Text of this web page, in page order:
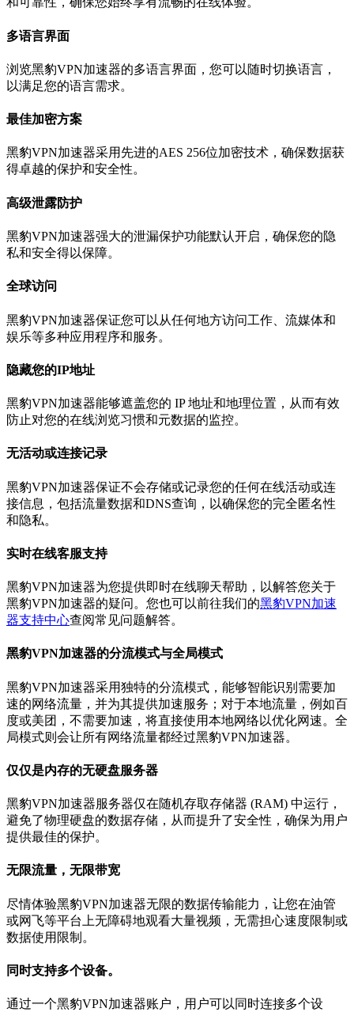
多语言界面
浏览黑豹VPN加速器的多语言界面，您可以随时切换语言，
以满足您的语言需求。
最佳加密方案
黑豹VPN加速器采用先进的AES 256位加密技术，确保数据获
得卓越的保护和安全性。
高级泄露防护
黑豹VPN加速器强大的泄漏保护功能默认开启，确保您的隐
私和安全得以保障。
全球访问
黑豹VPN加速器保证您可以从任何地方访问工作、流媒体和
娱乐等多种应用程序和服务。
隐藏您的IP地址
黑豹VPN加速器能够遮盖您的 IP 地址和地理位置，从而有效
防止对您的在线浏览习惯和元数据的监控。
无活动或连接记录
黑豹VPN加速器保证不会存储或记录您的任何在线活动或连
接信息，包括流量数据和DNS查询，以确保您的完全匿名性
和隐私。
实时在线客服支持
黑豹VPN加速器为您提供即时在线聊天帮助，以解答您关于
黑豹VPN加速器的疑问。您也可以前往我们的黑豹VPN加速
器支持中心查阅常见问题解答。
黑豹VPN加速器的分流模式与全局模式
黑豹VPN加速器采用独特的分流模式，能够智能识别需要加
速的网络流量，并为其提供加速服务；对于本地流量，例如百
度或美团，不需要加速，将直接使用本地网络以优化网速。全
局模式则会让所有网络流量都经过黑豹VPN加速器。
仅仅是内存的无硬盘服务器
黑豹VPN加速器服务器仅在随机存取存储器 (RAM) 中运行，
避免了物理硬盘的数据存储，从而提升了安全性，确保为用户
提供最佳的保护。
无限流量，无限带宽
尽情体验黑豹VPN加速器无限的数据传输能力，让您在油管
或网飞等平台上无障碍地观看大量视频，无需担心速度限制或
数据使用限制。
同时支持多个设备。
通过一个黑豹VPN加速器账户，用户可以同时连接多个设